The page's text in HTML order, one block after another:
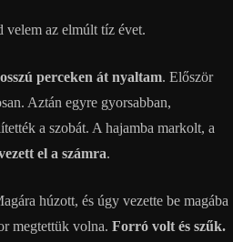
velem az elmúlt tíz évet.
perceken át nyaltam. Először
Aztán egyre gyorsabban,
a szobát. A hajamba markolt, a
el a számra.
húzott, és úgy vezette be magába
megtettük volna. Forró volt és szűk.